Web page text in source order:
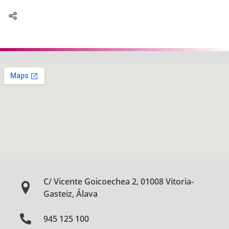
C/ Vicente Goicoechea 2, 01008 Vitoria-
Gasteiz, Álava
945 125 100